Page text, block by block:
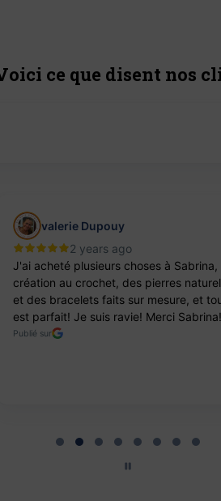
ce que disent nos
valerie Dupouy
2 years ago
J'ai acheté plusieurs choses à Sabrina,
création au crochet, des pierres
et des bracelets faits sur mesure, et
est parfait! Je suis ravie! Merci Sabrina!
Publié sur